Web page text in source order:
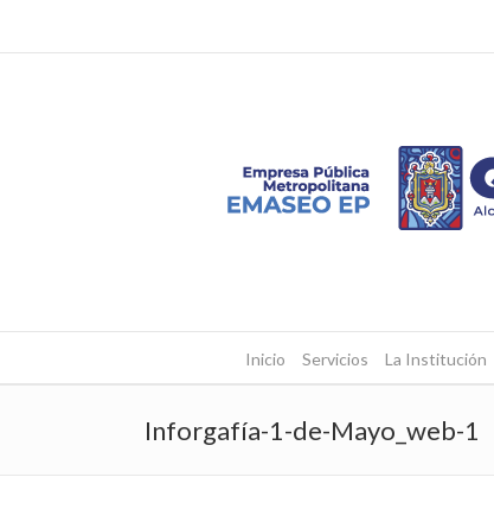
Inicio Servicios La Institución
Inforgafía-1-de-Mayo_web-1